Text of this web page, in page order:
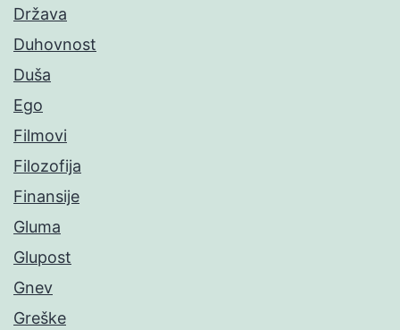
Država
Duhovnost
Duša
Ego
Filmovi
Filozofija
Finansije
Gluma
Glupost
Gnev
Greške